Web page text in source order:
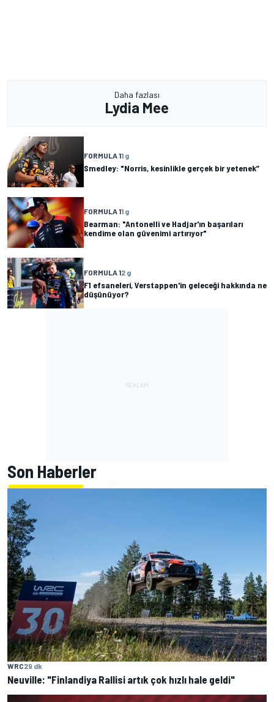
Daha fazlası
Lydia Mee
FORMULA 11 g
Smedley: "Norris, kesinlikle gerçek bir yetenek”
FORMULA 11 g
Bearman: "Antonelli ve Hadjar'ın başarıları
kendime olan güvenimi artırıyor"
FORMULA 12 g
F1 efsaneleri, Verstappen'in geleceği hakkında ne
düşünüyor?
Son Haberler
WRC29 dk
Neuville: "Finlandiya Rallisi artık çok hızlı hale geldi"